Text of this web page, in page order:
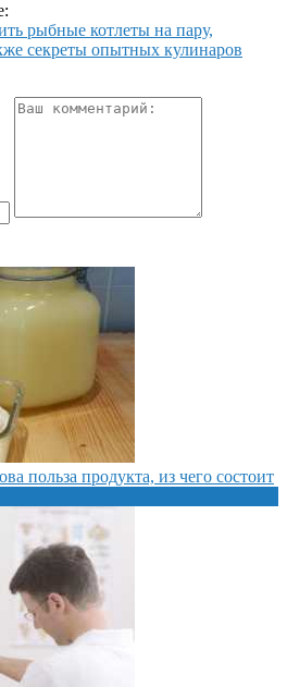
рыбные котлеты на пару,
секреты опытных кулинаров
польза продукта, из чего состоит